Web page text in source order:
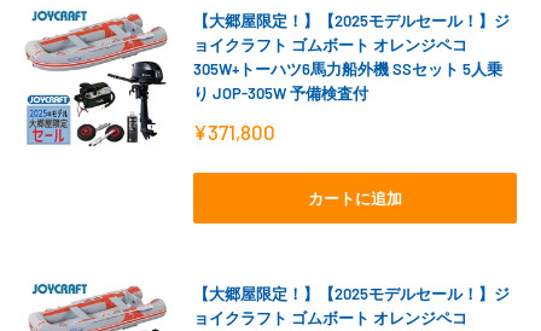
【大郷屋限定！】【2025モデルセール！】ジ
ョイクラフト ゴムボート オレンジペコ
305W+トーハツ6馬力船外機 SSセット 5人乗
り JOP-305W 予備検査付
販
価
¥371,800
カートに追加
【大郷屋限定！】【2025モデルセール！】ジ
ョイクラフト ゴムボート オレンジペコ